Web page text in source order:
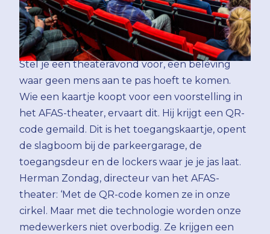
Stel je een theateravond voor, een beleving
waar geen mens aan te pas hoeft te komen.
Wie een kaartje koopt voor een voorstelling in
het AFAS-theater, ervaart dit. Hij krijgt een QR-
code gemaild. Dit is het toegangskaartje, opent
de slagboom bij de parkeergarage, de
toegangsdeur en de lockers waar je je jas laat.
Herman Zondag, directeur van het AFAS-
theater: ‘Met de QR-code komen ze in onze
cirkel. Maar met die technologie worden onze
medewerkers niet overbodig. Ze krijgen een